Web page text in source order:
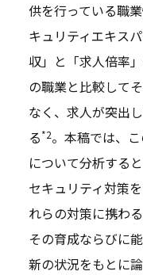
供を行っている職
キュリティエキス
収」と「求人倍率
の職業と比較して
なく、求人が突出
る*2。本稿では、
について分析する
セキュリティ対策
れらの対策に携わ
その育成ならびに
新の状況をもとに論